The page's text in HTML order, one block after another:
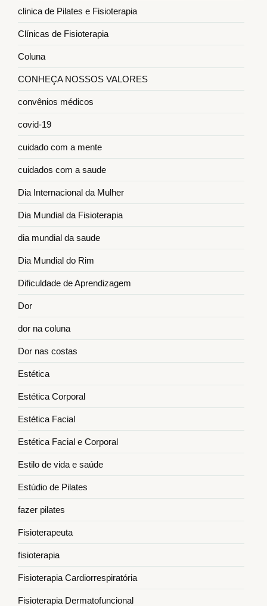
clinica de Pilates e Fisioterapia
Clínicas de Fisioterapia
Coluna
CONHEÇA NOSSOS VALORES
convênios médicos
covid-19
cuidado com a mente
cuidados com a saude
Dia Internacional da Mulher
Dia Mundial da Fisioterapia
dia mundial da saude
Dia Mundial do Rim
Dificuldade de Aprendizagem
Dor
dor na coluna
Dor nas costas
Estética
Estética Corporal
Estética Facial
Estética Facial e Corporal
Estilo de vida e saúde
Estúdio de Pilates
fazer pilates
Fisioterapeuta
fisioterapia
Fisioterapia Cardiorrespiratória
Fisioterapia Dermatofuncional